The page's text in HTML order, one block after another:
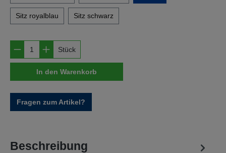
Sitz royalblau Sitz schwarz
Produkt Anzahl: Gib den gewünschten
Stück
In den Warenkorb
Fragen zum Artikel?
Beschreibung